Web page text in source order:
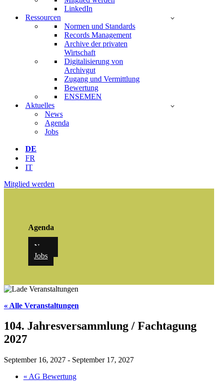
LinkedIn
Ressourcen
Normen und Standards
Records Management
Archive der privaten
Wirtschaft
Digitalisierung von
Archivgut
Zugang und Vermittlung
Bewertung
ENSEMEN
Aktuelles
News
Agenda
Jobs
DE
FR
IT
Mitglied werden
Agenda
News
Jobs
« Alle Veranstaltungen
104. Jahresversammlung / Fachtagung
2027
September 16, 2027 - September 17, 2027
« AG Bewertung